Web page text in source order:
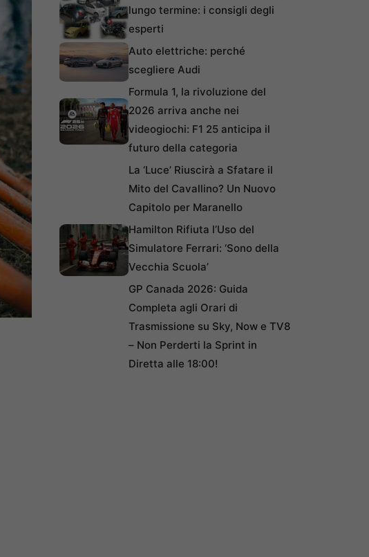
lungo termine: i consigli degli
esperti
Auto elettriche: perché
scegliere Audi
Formula 1, la rivoluzione del
2026 arriva anche nei
videogiochi: F1 25 anticipa il
futuro della categoria
La ‘Luce’ Riuscirà a Sfatare il
Mito del Cavallino? Un Nuovo
Capitolo per Maranello
Hamilton Rifiuta l’Uso del
Simulatore Ferrari: ‘Sono della
Vecchia Scuola’
GP Canada 2026: Guida
Completa agli Orari di
Trasmissione su Sky, Now e TV8
– Non Perderti la Sprint in
Diretta alle 18:00!